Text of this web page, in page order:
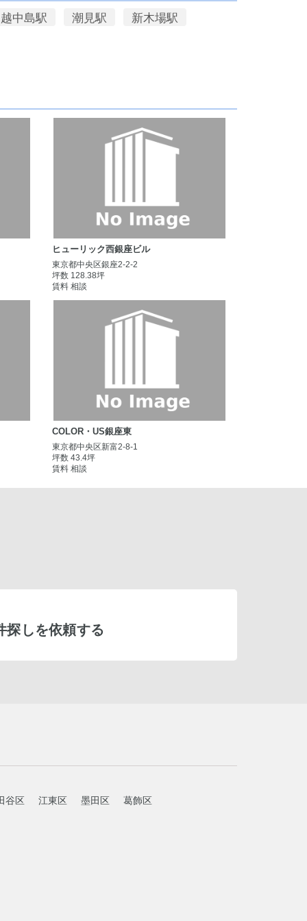
越中島駅 潮見駅
新木場駅
ヒューリック西銀座ビル
東京都中央区銀座2-2-2
坪数 128.38坪
賃料 相談
COLOR・US銀座東
東京都中央区新富2-8-1
坪数 43.4坪
賃料 相談
探しを依頼する
谷区 江東区 墨田区 葛飾区